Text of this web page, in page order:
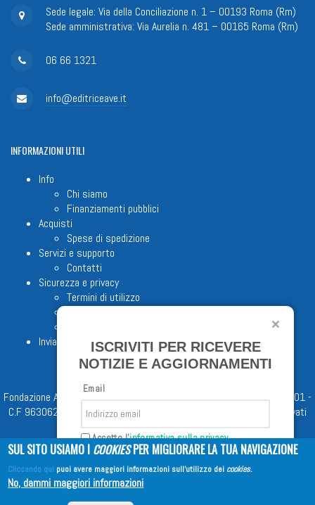
Sede legale: Via della Conciliazione n. 1 – 00193 Roma (Rm)
Sede amministrativa: Via Aurelia n. 481 – 00165 Roma (Rm)
06 66 1321
info@editriceave.it
INFORMAZIONIUTILI
Info
Chi siamo
Finanziamenti pubblici
Acquisti
Spese di spedizione
Servizi e supporto
Contatti
Sicurezza e privacy
Termini di utilizzo
Invia proposta editoriale
Fondazione Apostolicam Actuositatem ETS © 2023 - P.I. 05398481001 -
C.F 96306220581 - REA 888781 del 23/02/98 - Tutti i diritti riservati
Copyright © 2026EDITRICE AVE
ISCRIVITI PER RICEVERE
NOTIZIE E AGGIORNAMENTI
Email
Accetto l'informativa sulla privacy
Iscriviti
SUL SITO USIAMO I COOKIESPER MIGLIORARE LA TUA NAVIGAZIONE
Cliccando qui puoi avere maggiori informazioni sull'utilizzo dei cookies.
No, dammi maggiori informazioni